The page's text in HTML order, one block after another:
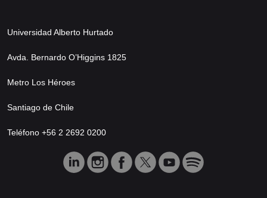
Universidad Alberto Hurtado
Avda. Bernardo O’Higgins 1825
Metro Los Héroes
Santiago de Chile
Teléfono +56 2 2692 0200